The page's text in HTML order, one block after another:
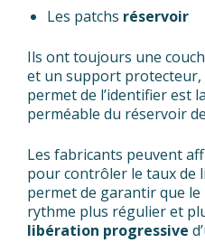
Les patchs réservoir
Ils ont toujours une
et un support protecteur,
permet de l’identifier est
perméable du réservoir
Les fabricants peuvent
pour contrôler le taux de
permet de garantir que le
rythme plus régulier et
libération progressive